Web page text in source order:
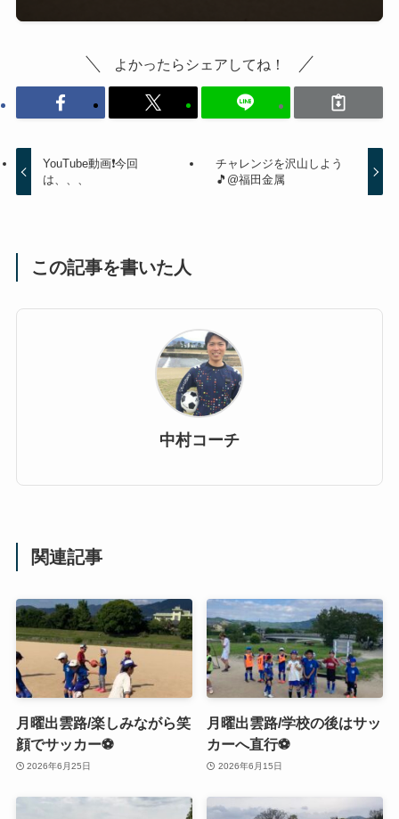
よかったらシェアしてね！
YouTube動画❗今回
は、、、
チャレンジを沢山しよう
🎵@福田金属
この記事を書いた人
中村コーチ
関連記事
月曜出雲路/楽しみながら笑
顔でサッカー⚽️
2026年6月25日
月曜出雲路/学校の後はサッ
カーへ直行⚽️
2026年6月15日